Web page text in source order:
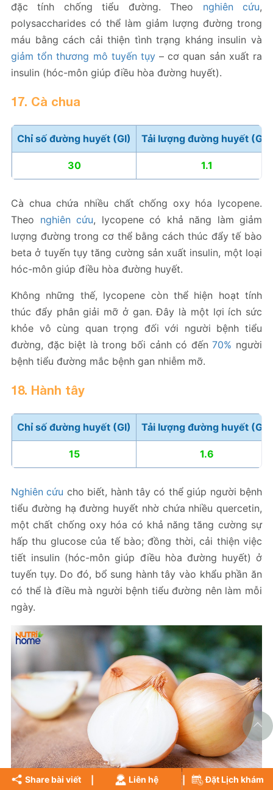
đặc tính chống tiểu đường. Theo nghiên cứu,
polysaccharides có thể làm giảm lượng đường trong
máu bằng cách cải thiện tình trạng kháng insulin và
giảm tổn thương mô tuyến tụy– cơ quan sản xuất ra
insulin (hóc-môn giúp điều hòa đường huyết).
17. Cà chua
Chỉ số đường huyết (GI) Tải lượng đường huyết (GL)
30 1.1
Cà chua chứa nhiều chất chống oxy hóa lycopene.
Theo nghiên cứu, lycopene có khả năng làm giảm
lượng đường trong cơ thể bằng cách thúc đẩy tế bào
beta ở tuyến tụy tăng cường sản xuất insulin, một loại
hóc-môn giúp điều hòa đường huyết.
Không những thế, lycopene còn thể hiện hoạt tính
thúc đẩy phân giải mỡ ở gan. Đây là một lợi ích sức
khỏe vô cùng quan trọng đối với người bệnh tiểu
đường, đặc biệt là trong bối cảnh có đến70% người
bệnh tiểu đường mắc bệnh gan nhiễm mỡ.
18. Hành tây
Chỉ số đường huyết (GI) Tải lượng đường huyết (GL)
15 1.6
Nghiên cứu cho biết, hành tây có thể giúp người bệnh
tiểu đường hạ đường huyết nhờ chứa nhiều quercetin,
một chất chống oxy hóa có khả năng tăng cường sự
hấp thu glucose của tế bào; đồng thời, cải thiện việc
tiết insulin (hóc-môn giúp điều hòa đường huyết) ở
tuyến tụy. Do đó, bổ sung hành tây vào khẩu phần ăn
có thể là điều mà người bệnh tiểu đường nên làm mỗi
ngày.
Share bài viết Liên hệ Đặt Lịch khám